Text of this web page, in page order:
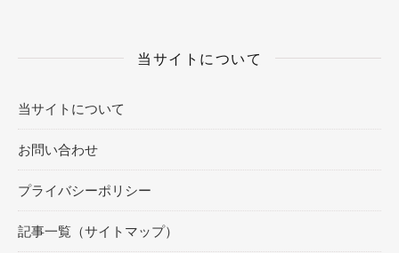
当サイトについて
当サイトについて
お問い合わせ
プライバシーポリシー
記事一覧（サイトマップ）